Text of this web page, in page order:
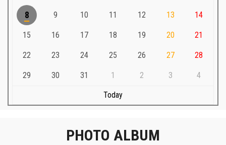
8 9 10 11 12 13 14
15 16 17 18 19 20 21
22 23 24 25 26 27 28
29 30 31 1 2 3 4
Today
PHOTO ALBUM